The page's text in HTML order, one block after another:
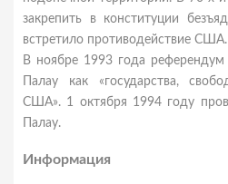
закрепить в конституции
встретило противодействие США.
В ноябре 1993 года референдум
Палау как «государства,
США». 1 октября 1994 году
Палау.
Информация